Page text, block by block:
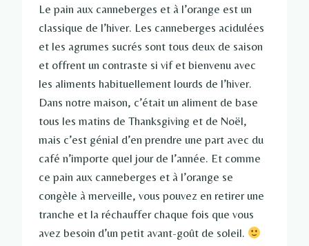
Le pain aux canneberges et à l’orange est un
classique de l’hiver. Les canneberges acidulées
et les agrumes sucrés sont tous deux de saison
et offrent un contraste si vif et bienvenu avec
les aliments habituellement lourds de l’hiver.
Dans notre maison, c’était un aliment de base
tous les matins de Thanksgiving et de Noël,
mais c’est génial d’en prendre une part avec du
café n’importe quel jour de l’année. Et comme
ce pain aux canneberges et à l’orange se
congèle à merveille, vous pouvez en retirer une
tranche et la réchauffer chaque fois que vous
avez besoin d’un petit avant-goût de soleil.